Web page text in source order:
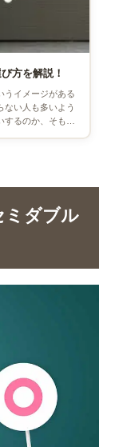
方を解説！
うイメージがある
ない人も多いよう
るのか、そもそ
ミダブル